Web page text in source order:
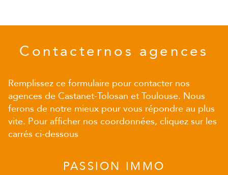
Contacternos agences
Remplissez ce formulaire pour contacter nos
agences de Castanet-Tolosan et Toulouse. Nous
ferons de notre mieux pour vous répondre au plus
vite. Pour afficher nos coordonnées, cliquez sur les
carrés ci-dessous
PASSION IMMO